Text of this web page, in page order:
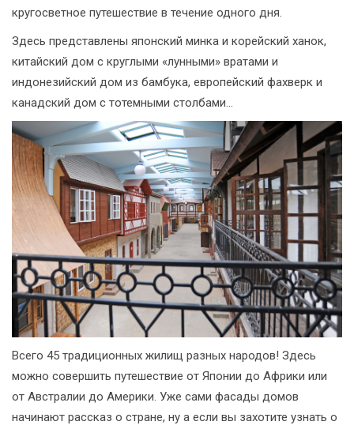
кругосветное путешествие в течение одного дня.
Здесь представлены японский минка и корейский ханок,
китайский дом с круглыми «лунными» вратами и
индонезийский дом из бамбука, европейский фахверк и
канадский дом с тотемными столбами...
Всего 45 традиционных жилищ разных народов! Здесь
можно совершить путешествие от Японии до Африки или
от Австралии до Америки. Уже сами фасады домов
начинают рассказ о стране, ну а если вы захотите узнать о